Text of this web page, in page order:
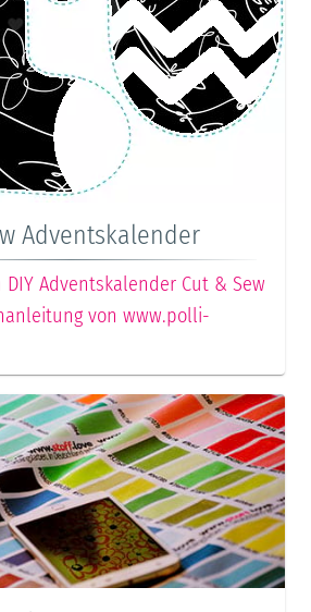
Adventskalender
Adventskalender Cut & Sew
von www.polli-